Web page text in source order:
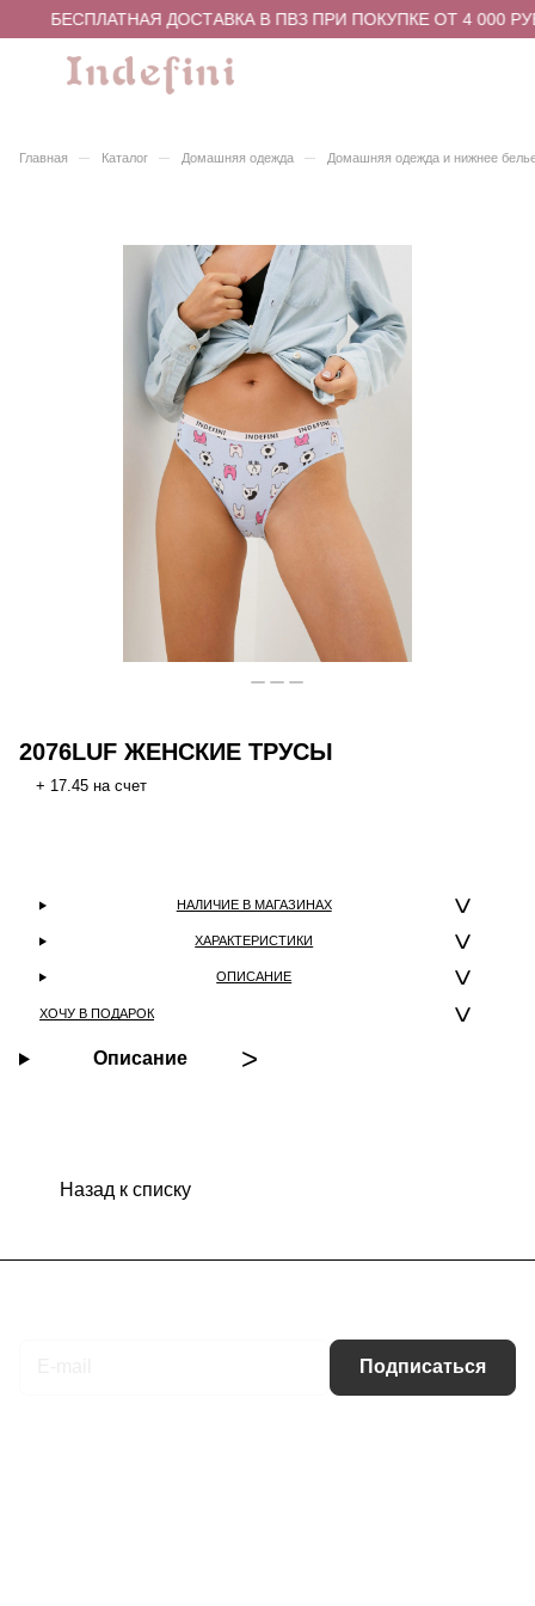
БЕСПЛАТНАЯ ДОСТАВКА В ПВЗ ПРИ ПОКУПКЕ ОТ 4 000
Главная – Каталог – Домашняя одежда – Домашняя одежда и нижнее
2076LUF ЖЕНСКИЕ ТРУСЫ
+ 17.45 на счет
НАЛИЧИЕ В МАГАЗИНАХ
ХАРАКТЕРИСТИКИ
ОПИСАНИЕ
ХОЧУ В ПОДАРОК
Описание
Назад к списку
Подписаться